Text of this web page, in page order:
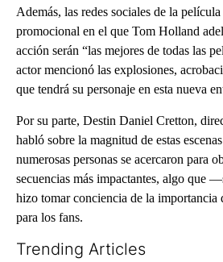
Además, las redes sociales de la
promocional en el que Tom Holland
acción serán “las mejores de todas las
actor mencionó las explosiones,
que tendrá su personaje en esta nueva
Por su parte, Destin Daniel Cretton,
habló sobre la magnitud de estas
numerosas personas se acercaron para
secuencias más impactantes, algo que
hizo tomar conciencia de la importancia
para los fans.
Trending Articles